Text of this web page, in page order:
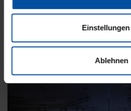
Einstellungen
Ablehnen
Wenn die Fachpack vom
wieder ihre Tore öffnet,
Besucher*innen noch